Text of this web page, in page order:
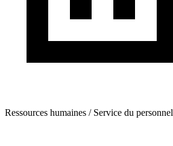
Ressources humaines / Service du personnel